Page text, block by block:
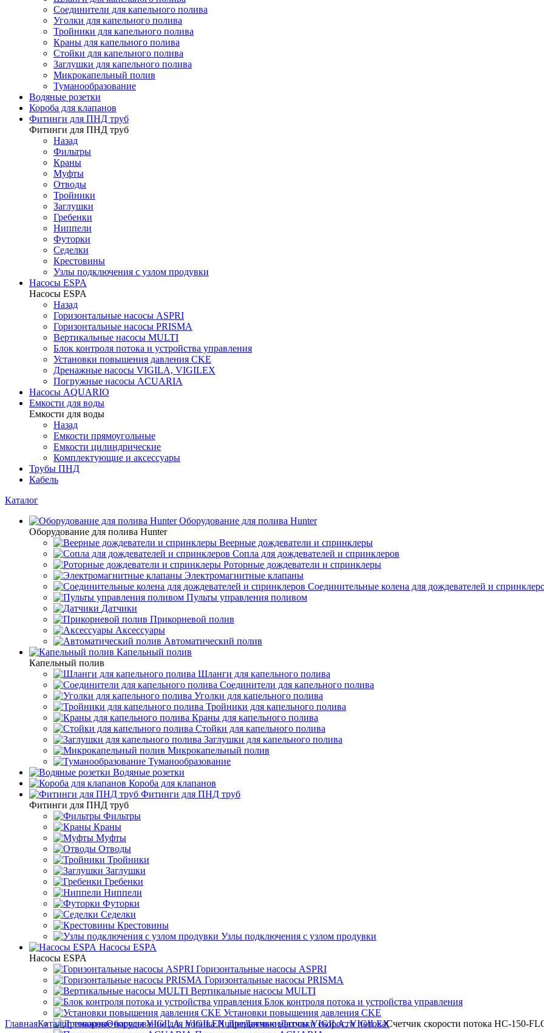
Соединители для капельного полива
Уголки для капельного полива
Тройники для капельного полива
Краны для капельного полива
Стойки для капельного полива
Заглушки для капельного полива
Микрокапельный полив
Туманообразование
Водяные розетки
Короба для клапанов
Фитинги для ПНД труб
Фитинги для ПНД труб
Назад
Фильтры
Краны
Муфты
Отводы
Тройники
Заглушки
Гребенки
Ниппели
Футорки
Седелки
Крестовины
Узлы подключения с узлом продувки
Насосы ESPA
Насосы ESPA
Назад
Горизонтальные насосы ASPRI
Горизонтальные насосы PRISMA
Вертикальные насосы MULTI
Блок контроля потока и устройства управления
Установки повышения давления CKE
Дренажные насосы VIGILA, VIGILEX
Погружные насосы ACUARIA
Насосы AQUARIO
Емкости для воды
Емкости для воды
Назад
Емкости прямоугольные
Емкости цилиндрические
Комплектующие и аксессуары
Трубы ПНД
Кабель
Каталог
Оборудование для полива Hunter
Оборудование для полива Hunter
Веерные дождеватели и спринклеры
Сопла для дождевателей и спринклеров
Роторные дождеватели и спринклеры
Электромагнитные клапаны
Соединительные колена для дождевателей и
Пульты управления поливом
Датчики
Прикорневой полив
Аксессуары
Автоматический полив
Капельный полив
Капельный полив
Шланги для капельного полива
Соединители для капельного полива
Уголки для капельного полива
Тройники для капельного полива
Краны для капельного полива
Стойки для капельного полива
Заглушки для капельного полива
Микрокапельный полив
Туманообразование
Водяные розетки
Короба для клапанов
Фитинги для ПНД труб
Фитинги для ПНД труб
Фильтры
Краны
Муфты
Отводы
Тройники
Заглушки
Гребенки
Ниппели
Футорки
Седелки
Крестовины
Узлы подключения с узлом продувки
Насосы ESPA
Насосы ESPA
Горизонтальные насосы ASPRI
Горизонтальные насосы PRISMA
Вертикальные насосы MULTI
Блок контроля потока и устройства управления
Установки повышения давления CKE
Дренажные насосы VIGILA, VIGILEX
ГлавнаяКаталог товаровОборудование для полива HunterДатчикиДатчики скорости потокаСчетчик скорости потока HC-150-